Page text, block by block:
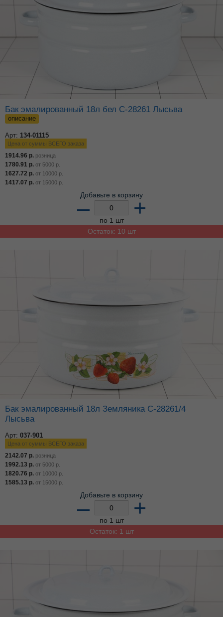
Бак эмалированный 18л бел С-28261 Лысьва
описание
Арт: 134-01115
Цена от суммы ВСЕГО заказа
1914.96 р. розница
1780.91 р. от 5000 р.
1627.72 р. от 10000 р.
1417.07 р. от 15000 р.
Добавьте в корзину
– +
по 1 шт
Остаток: 10 шт
Бак эмалированный 18л Земляника С-28261/4
Лысьва
Арт: 037-901
Цена от суммы ВСЕГО заказа
2142.07 р. розница
1992.13 р. от 5000 р.
1820.76 р. от 10000 р.
1585.13 р. от 15000 р.
Добавьте в корзину
– +
по 1 шт
Остаток: 1 шт